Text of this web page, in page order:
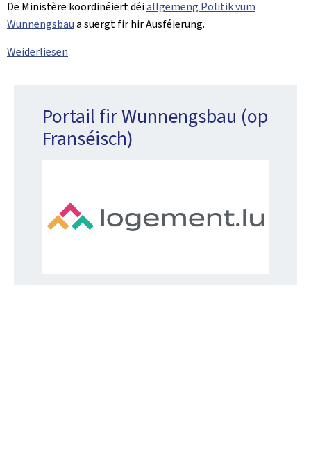
De Ministère koordinéiert déiallgemeng Politik vum
Wunnengsbaua suergt fir hir Ausféierung.
Weiderliesen
Portail fir Wunnengsbau (op
Franséisch)